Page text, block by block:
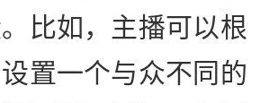
比如，主播可以根
置一个与众不同的